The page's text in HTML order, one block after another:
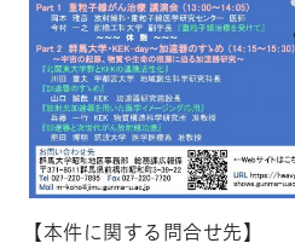
【本件に関する問合せ先】